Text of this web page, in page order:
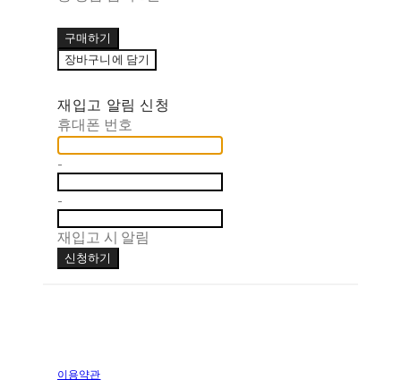
구매하기
장바구니에 담기
재입고 알림 신청
휴대폰 번호
-
-
재입고 시 알림
신청하기
이용약관